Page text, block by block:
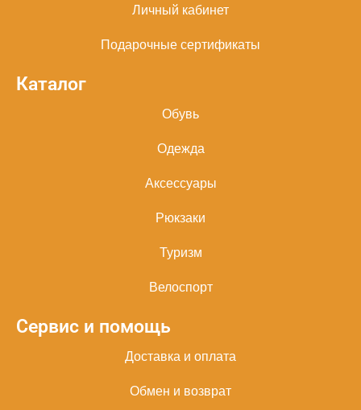
Личный кабинет
Подарочные сертификаты
Каталог
Обувь
Одежда
Аксессуары
Рюкзаки
Туризм
Велоспорт
Сервис и помощь
Доставка и оплата
Обмен и возврат